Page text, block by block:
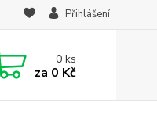
Přihlášení
0ks
za 0 Kč